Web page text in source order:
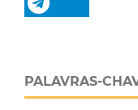
PALAVRAS-